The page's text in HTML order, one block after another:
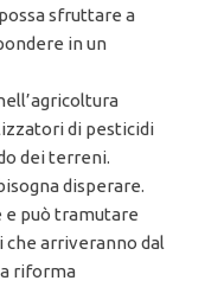
sfruttare a
in un
di pesticidi
dei terreni.
disperare.
e può tramutare
che arriveranno dal
riforma